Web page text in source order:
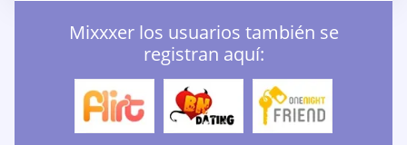
Mixxxer los usuarios también se
registran aquí: